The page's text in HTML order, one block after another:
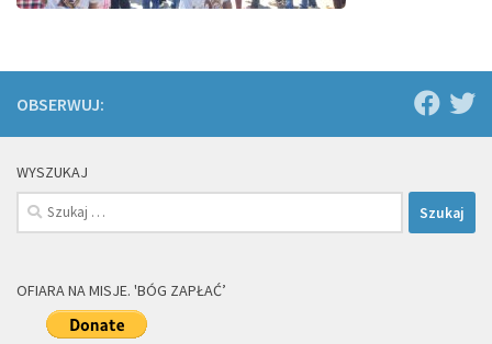
OBSERWUJ:
WYSZUKAJ
Szukaj:
OFIARA NA MISJE. 'BÓG ZAPŁAĆ’